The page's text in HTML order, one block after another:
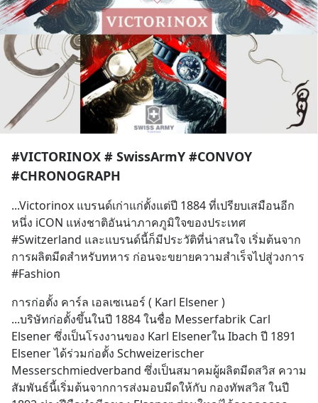
#VICTORINOX # SwissArmY #CONVOY
#CHRONOGRAPH
...Victorinox แบรนด์เก่าแก่ตั้งแต่ปี 1884 ที่เปรียบเสมือนอีก
หนึ่ง iCON แห่งชาติอันน่าภาคภูมิใจของประเทศ
#Switzerland และแบรนด์นี้ก็มีประวัติที่น่าสนใจ เริ่มต้นจาก
การผลิตมีดสำหรับทหาร ก่อนจะขยายความสำเร็จไปสู่วงการ
#Fashion
การก่อตั้ง คาร์ล เอลเซเนอร์ ( Karl Elsener )
...บริษัทก่อตั้งขึ้นในปี 1884 ในชื่อ Messerfabrik Carl
Elsener ซึ่งเป็นโรงงานของ Karl Elsenerใน Ibach ปี 1891
Elsener ได้ร่วมก่อตั้ง Schweizerischer
Messerschmiedverband ซึ่งเป็นสมาคมผู้ผลิตมีดสวิส ความ
สัมพันธ์นี้เริ่มต้นจากการส่งมอบมีดให้กับ กองทัพสวิส ในปี